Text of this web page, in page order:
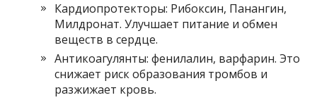
Кардиопротекторы: Рибоксин, Панангин,
Милдронат. Улучшает питание и обмен
веществ в сердце.
Антикоагулянты: фенилалин, варфарин. Это
снижает риск образования тромбов и
разжижает кровь.